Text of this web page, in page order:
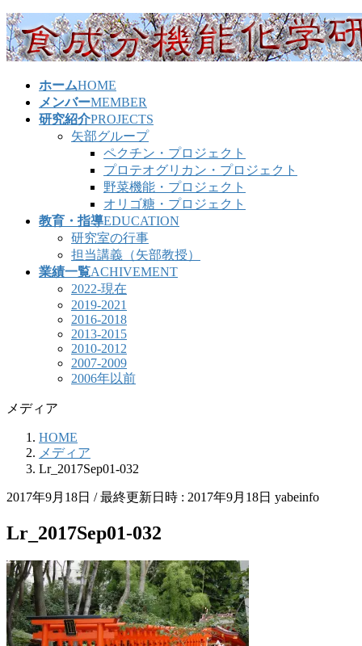
コ
ン
テ
ナ
ビ
ゲ
ホームHOME
メンバーMEMBER
研究紹介PROJECTS
矢部グループ
ペクチン・プロジェクト
プロテオグリカン・プロジェクト
野菜機能・プロジェクト
オリゴ糖・プロジェクト
教育・指導EDUCATION
研究室の行事
担当講義（矢部教授）
業績一覧ACHIVEMENT
2022-現在
2019-2021
2016-2018
2013-2015
2010-2012
2007-2009
2006年以前
メディア
HOME
メディア
Lr_2017Sep01-032
2017年9月18日 / 最終更新日時 : 2017年9月18日 yabeinfo
Lr_2017Sep01-032